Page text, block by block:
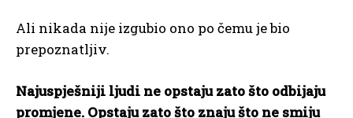
Ali nikada nije izgubio ono po čemu je bio
prepoznatljiv.
Najuspješniji ljudi ne opstaju zato što odbijaju
promjene. Opstaju zato što znaju što ne smiju